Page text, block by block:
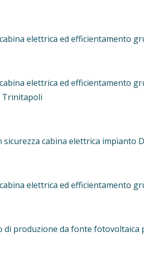
elettrica ed efficientamento
elettrica ed efficientamento
Trinitapoli
sicurezza cabina elettrica impianto
elettrica ed efficientamento
di produzione da fonte fotovoltaica